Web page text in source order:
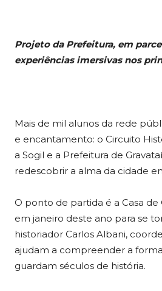
Projeto da Prefeitura, em
experiências imersivas nos
Mais de mil alunos da rede
e encantamento: o Circuito
a Sogil e a Prefeitura de
redescobrir a alma da cidade
O ponto de partida é a Casa
em janeiro deste ano para se
historiador Carlos Albani,
ajudam a compreender a
guardam séculos de história.